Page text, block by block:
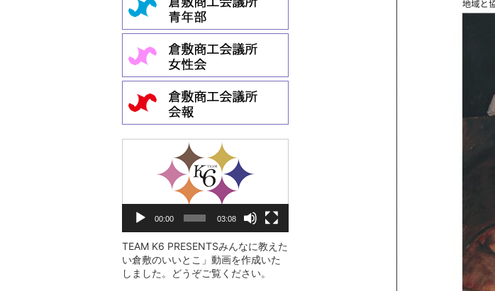
レ
ヤ
ー
00:00 03:08
TEAM K6 PRESENTSみんなに教えた
い倉敷のいいとこ」動画を作成いた
しました。どうぞご覧ください。